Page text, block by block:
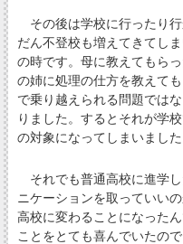
その後は学校に行ったり
だん不登校も増えてきてし
の時です。母に教えてもら
の姉に処理の仕方を教えて
で乗り越えられる問題では
りました。するとそれが学
の対象になってしまいました
それでも普通高校に進学
ニケーションを取っていい
高校に変わることになった
ことをとても喜んでいたの